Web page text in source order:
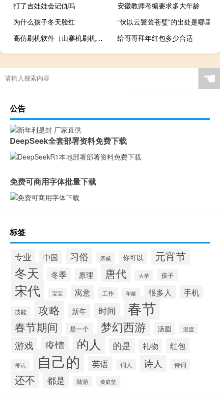
打了吉娃娃会记仇吗
安徽教师考编要求多大年龄
为什么孩子冬天脸红
“伏以云鬟耸苍璧”的出处是哪里
高仿刷机软件（山寨机刷机软件）
给哥哥拜年红包多少合适
☚
公告
DeepSeek全套部署资料免费下载
免费可商用字体批量下载
标签
专业 中国 习俗 亲戚 你可以 元宵节
冬天 冬季 原理 唐代 大学 孩子
宋代 宝宝 寓意 工作 年龄 很多人 手机
技能 攻略 新年 时间 春节
春节期间 是一个 梦幻西游 汤圆 温度
游戏 疫情 的人 的是 礼物 红包
考试 自己的 英语 词人 诗人 诗词
还不 都是 陆游 黄庭坚